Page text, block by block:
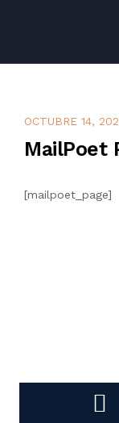
OCTUBRE 14,
MailPoet
[mailpoet_page]